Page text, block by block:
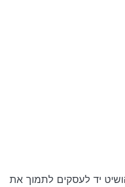
יד לעסקים לתמוך את